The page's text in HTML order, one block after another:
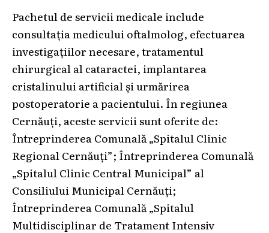
Pachetul de servicii medicale include
consultația medicului oftalmolog, efectuarea
investigațiilor necesare, tratamentul
chirurgical al cataractei, implantarea
cristalinului artificial și urmărirea
postoperatorie a pacientului. În regiunea
Cernăuți, aceste servicii sunt oferite de:
Întreprinderea Comunală „Spitalul Clinic
Regional Cernăuți”; Întreprinderea Comunală
„Spitalul Clinic Central Municipal” al
Consiliului Municipal Cernăuți;
Întreprinderea Comunală „Spitalul
Multidisciplinar de Tratament Intensiv